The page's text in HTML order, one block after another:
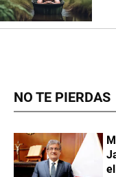
NO TE PIERDAS